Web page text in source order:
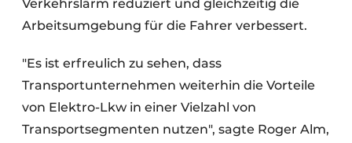
Verkehrslärm reduziert und gleichzeitig die
Arbeitsumgebung für die Fahrer verbessert.
"Es ist erfreulich zu sehen, dass
Transportunternehmen weiterhin die Vorteile
von Elektro-Lkw in einer Vielzahl von
Transportsegmenten nutzen", sagte Roger Alm,